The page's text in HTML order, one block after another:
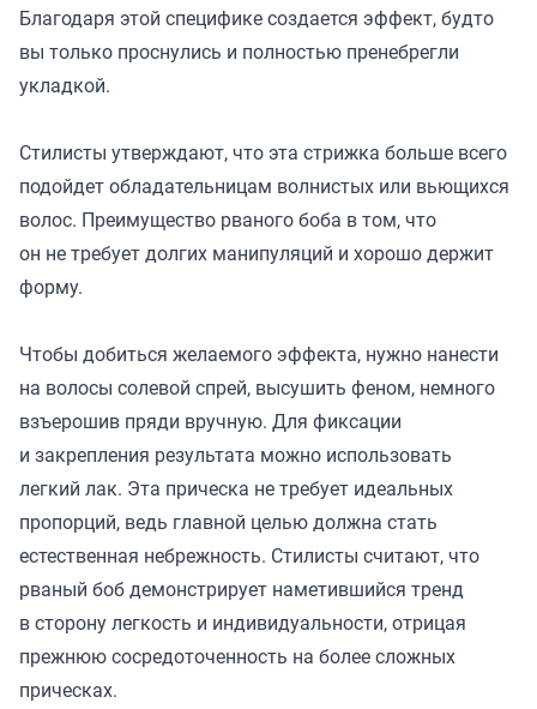
Благодаря этой специфике создается эффект, будто
вы только проснулись и полностью пренебрегли
укладкой.
Стилисты утверждают, что эта стрижка больше всего
подойдет обладательницам волнистых или вьющихся
волос. Преимущество рваного боба в том, что
он не требует долгих манипуляций и хорошо держит
форму.
Чтобы добиться желаемого эффекта, нужно нанести
на волосы солевой спрей, высушить феном, немного
взъерошив пряди вручную. Для фиксации
и закрепления результата можно использовать
легкий лак. Эта прическа не требует идеальных
пропорций, ведь главной целью должна стать
естественная небрежность. Стилисты считают, что
рваный боб демонстрирует наметившийся тренд
в сторону легкость и индивидуальности, отрицая
прежнюю сосредоточенность на более сложных
прическах.